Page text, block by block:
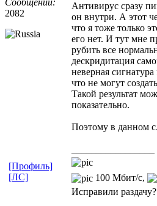
2082
Антивирус сразу
он внутри. А этот
что я тоже только
его нет. И тут мне
рубить все
дескридитация
неверная
что не могут
Такой результат
показательно.
Поэтому в данном
100 Мбит/с,
Исправили
[Профиль]
[ЛС]